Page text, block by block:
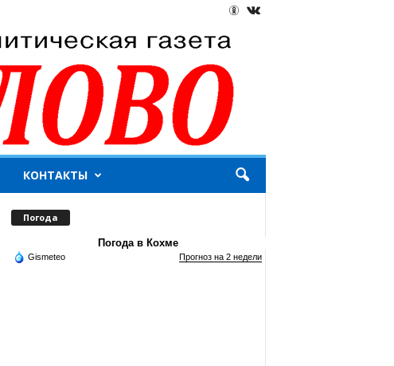
КОНТАКТЫ
Погода
Погода в Кохме
Gismeteo Прогноз на 2 недели